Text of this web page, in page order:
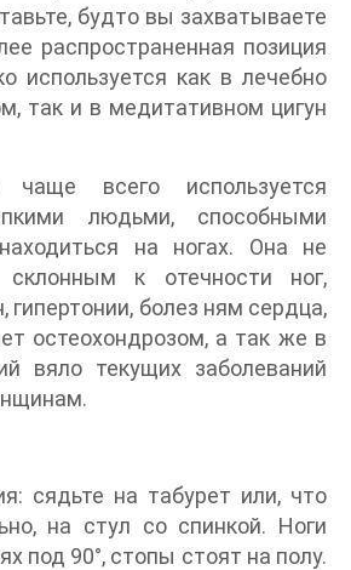
будто вы захватываете
распространенная позиция
используется как в лечебно
так и в медитативном цигун
чаще всего используется
людьми, способными
на ногах. Она не
склонным к отечности ног,
гипертонии, болез ням сердца,
остеохондрозом, а так же в
вяло текущих заболеваний
сядьте на табурет или, что
на стул со спинкой. Ноги
под 90°, стопы стоят на полу.